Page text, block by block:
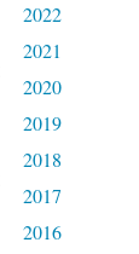
2022
2021
2020
2019
2018
2017
2016